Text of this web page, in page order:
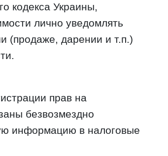
кодекса Украины,
лично уведомлять
(продаже, дарении и т.п.)
прав на
безвозмездно
информацию в налоговые